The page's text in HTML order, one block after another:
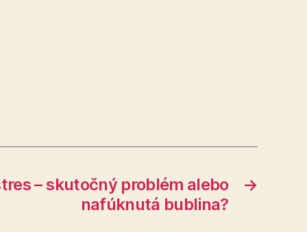
→
– skutočný problém alebo
nafúknutá bublina?